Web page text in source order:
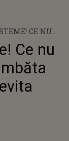
CE NU
SÂMBĂTA
A EVITA
Ce nu